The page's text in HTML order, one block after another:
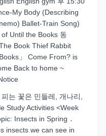
My Body (Describing
Ballet-Train Song)
Until the Books 동
Book Thief Rabbit
」 Come From? is
Back to home ~
는 꽃은 민들레, 개나리,
Study Activities <Week
Insects in Spring ․
insects we can see in